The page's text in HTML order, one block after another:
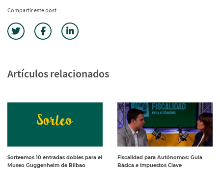
Compartir este post
Artículos relacionados
Sorteamos 10 entradas dobles para el
Museo Guggenheim de Bilbao
Fiscalidad para Autónomos: Guía
Básica e Impuestos Clave